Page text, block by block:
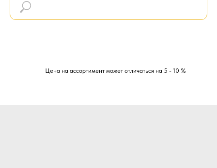
Цена на ассортимент может отличаться на 5 - 10 %